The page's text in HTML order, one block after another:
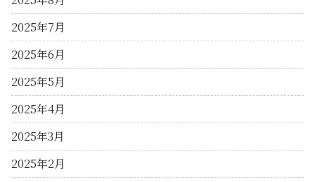
2025年7月
2025年6月
2025年5月
2025年4月
2025年3月
2025年2月